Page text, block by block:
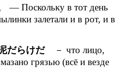
— Поскольку в тот день
залетали и в рот, и в
だらけだ
－ что лицо,
грязью (всё и везде